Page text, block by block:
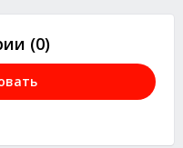
(0)